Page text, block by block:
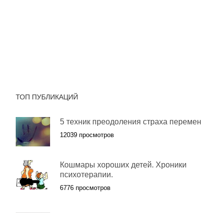
ТОП ПУБЛИКАЦИЙ
5 техник преодоления страха перемен
12039 просмотров
Кошмары хороших детей. Хроники
психотерапии.
6776 просмотров